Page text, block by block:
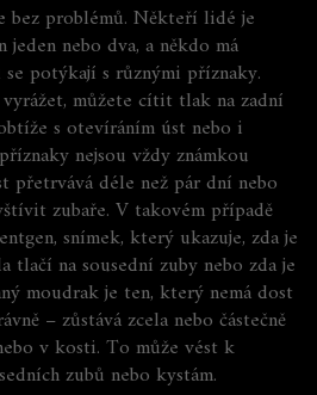
bez problémů. Někteří lidé je
nebo dva, a někdo má
potýkají s různými příznaky.
můžete cítit tlak na zadní
s otevíráním úst nebo i
nejsou vždy známkou
přetrvává déle než pár dní nebo
zubaře. V takovém případě
, snímek, který ukazuje, zda je
tlačí na sousední zuby nebo zda je
moudrak je ten, který nemá dost
– zůstává zcela nebo částečně
v kosti. To může vést k
zubů nebo kystám.